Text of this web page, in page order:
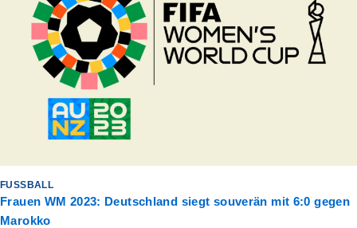
FUSSBALL
Frauen WM 2023: Deutschland siegt souverän mit 6:0 gegen
Marokko